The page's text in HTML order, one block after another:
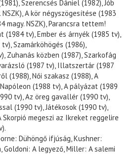
Szerencsés Dániel (1982), Jób
A kör négyszögesítése (1983
magy. NSZK), Parancsra tettem!
(1984 tv), Ember és árnyék (1985 tv),
Szamárköhögés (1986),
Zuhanás közben (1987), Szarkofág
(1987 tv), Illatszertár (1987
(1988), Női szakasz (1988), A
(1988 tv), A pályázat (1989
tv), Az öreg gavallér (1990 tv),
(1990 tv), Játékosok (1990 tv),
Skorpió megeszi az Ikreket reggelire
Dühöngő ifjúság, Kushner:
Goldoni: A legyező, Miller: A salemi